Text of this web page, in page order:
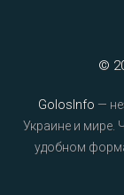
©
GolosInfo —
Украине и мире.
удобном